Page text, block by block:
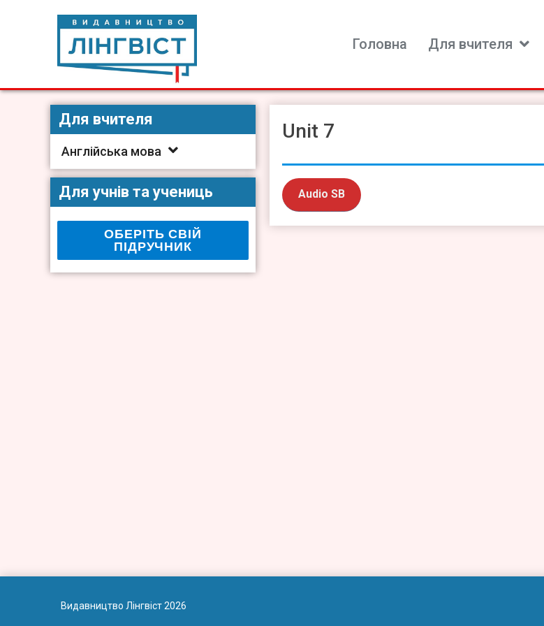
Видавництво Лінгвіст
Видавництво Лінгвіст – адаптація та створення видань для вивчення іноземних мов
Головна Для вчителя
Unit 7
Audio SB
Для вчителя
Англійська мова
Для учнів та учениць
ОБЕРІТЬ СВІЙ
ПІДРУЧНИК
Видавництво Лінгвіст 2026